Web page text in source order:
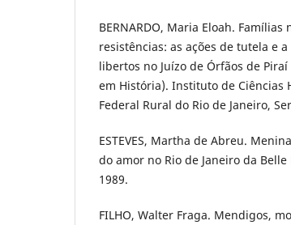
BERNARDO, Maria Eloah.
resistências: as ações de tutela e
libertos no Juízo de Órfãos de
em História). Instituto de Ciências
Federal Rural do Rio de Janeiro,
ESTEVES, Martha de Abreu.
do amor no Rio de Janeiro da
1989.
FILHO, Walter Fraga. Mendigos,